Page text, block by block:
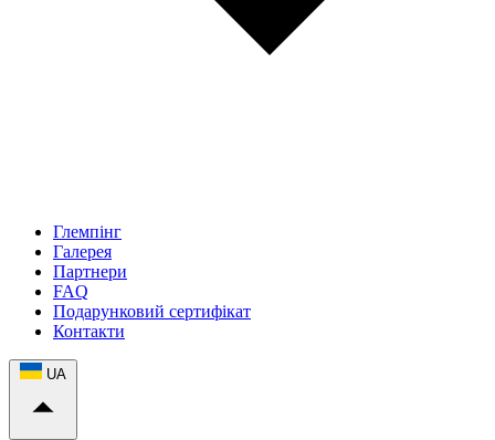
Глемпінг
Галерея
Партнери
FAQ
Подарунковий сертифікат
Контакти
UA